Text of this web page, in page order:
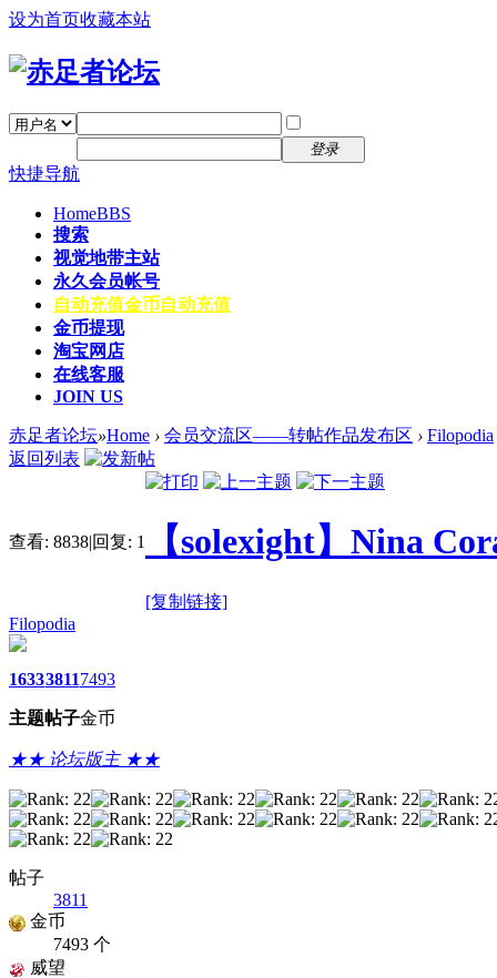
设为首页收藏本站
登录
快捷导航
HomeBBS
搜索
视觉地带主站
永久会员帐号
自动充值金币自动充值
金币提现
淘宝网店
在线客服
JOIN US
赤足者论坛»Home › 会员交流区——转帖作品发布区 › Filopodia
返回列表
查看: 8838|回复: 1 【solexight】Nina
[复制链接]
Filopodia
1633
主题
3811
帖子
7493
金币
★★ 论坛版主 ★★
帖子
3811
金币
7493 个
威望